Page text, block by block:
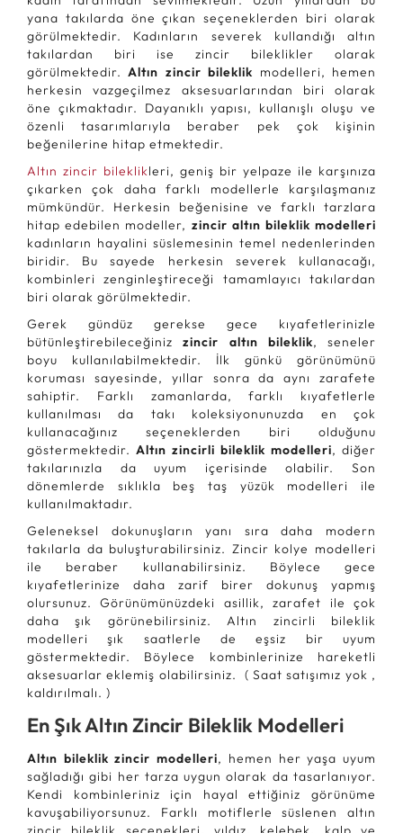
yana takılarda öne çıkan seçeneklerden biri olarak
görülmektedir. Kadınların severek kullandığı altın
takılardan biri ise zincir bileklikler olarak
görülmektedir.Altın zincir bileklik modelleri, hemen
herkesin vazgeçilmez aksesuarlarından biri olarak
öne çıkmaktadır. Dayanıklı yapısı, kullanışlı oluşu ve
özenli tasarımlarıyla beraber pek çok kişinin
beğenilerine hitap etmektedir.
Altın zincir bileklikleri, geniş bir yelpaze ile karşınıza
çıkarken çok daha farklı modellerle karşılaşmanız
mümkündür. Herkesin beğenisine ve farklı tarzlara
hitap edebilen modeller, zincir altın bileklik modelleri
kadınların hayalini süslemesinin temel nedenlerinden
biridir. Bu sayede herkesin severek kullanacağı,
kombinleri zenginleştireceği tamamlayıcı takılardan
biri olarak görülmektedir.
Gerek gündüz gerekse gece kıyafetlerinizle
bütünleştirebileceğinizzincir altın bileklik, seneler
boyu kullanılabilmektedir. İlk günkü görünümünü
koruması sayesinde, yıllar sonra da aynı zarafete
sahiptir. Farklı zamanlarda, farklı kıyafetlerle
kullanılması da takı koleksiyonunuzda en çok
kullanacağınız seçeneklerden biri olduğunu
göstermektedir. Altın zincirli bileklik modelleri, diğer
takılarınızla da uyum içerisinde olabilir. Son
dönemlerde sıklıkla beş taş yüzük modelleri ile
kullanılmaktadır.
Geleneksel dokunuşların yanı sıra daha modern
takılarla da buluşturabilirsiniz. Zincir kolye modelleri
ile beraber kullanabilirsiniz. Böylece gece
kıyafetlerinize daha zarif birer dokunuş yapmış
olursunuz. Görünümünüzdeki asillik, zarafet ile çok
daha şık görünebilirsiniz. Altın zincirli bileklik
modelleri şık saatlerle de eşsiz bir uyum
göstermektedir. Böylece kombinlerinize hareketli
aksesuarlar eklemiş olabilirsiniz. ( Saat satışımız yok ,
kaldırılmalı. )
En Şık Altın Zincir Bileklik Modelleri
Altın bileklik zincir modelleri, hemen her yaşa uyum
sağladığı gibi her tarza uygun olarak da tasarlanıyor.
Kendi kombinleriniz için hayal ettiğiniz görünüme
kavuşabiliyorsunuz. Farklı motiflerle süslenen altın